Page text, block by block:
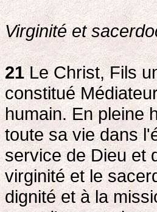
Virginité et
21Le Christ, Fils
constitué
humain. En pleine
toute sa vie dans
service de Dieu et
virginité et le
dignité et à la